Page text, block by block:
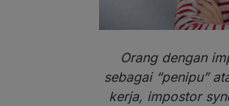
Orang dengan
sebagai “penipu”
kerja, impostor